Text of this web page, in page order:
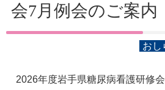
会7月例会のご案内
おし
2026年度岩手県糖尿病看護研修